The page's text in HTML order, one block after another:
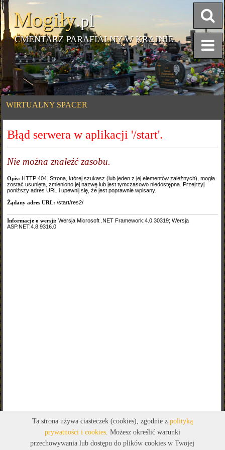
Mogiły.pl
CMENTARZ PARAFIALNY W KRAJNIE
WIRTUALNY SPACER
Ta strona używa ciasteczek (cookies), zgodnie z polityką
prywatności i cookies. Możesz określić warunki
przechowywania lub dostępu do plików cookies w Twojej